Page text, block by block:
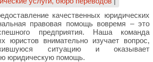
качественных юридических
правовая помощь вовремя – это
предприятия. Наша команда
юристов внимательно изучает вопрос,
ситуацию и оказывает
юридическую помощь.